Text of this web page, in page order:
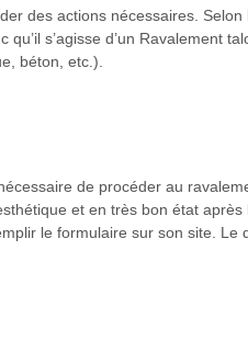
des actions nécessaires. Selon
s’agisse d’un Ravalement
béton, etc.).
de procéder au
et en très bon état après
le formulaire sur son site. Le